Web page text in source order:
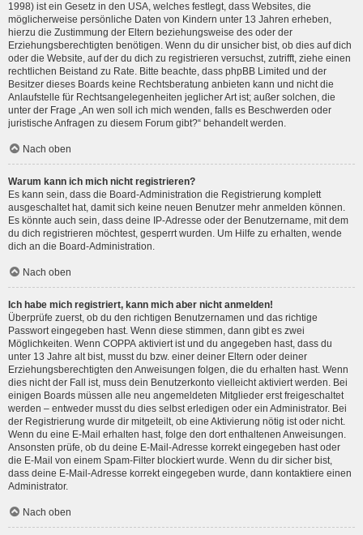
1998) ist ein Gesetz in den USA, welches festlegt, dass Websites, die
möglicherweise persönliche Daten von Kindern unter 13 Jahren erheben,
hierzu die Zustimmung der Eltern beziehungsweise des oder der
Erziehungsberechtigten benötigen. Wenn du dir unsicher bist, ob dies auf dich
oder die Website, auf der du dich zu registrieren versuchst, zutrifft, ziehe einen
rechtlichen Beistand zu Rate. Bitte beachte, dass phpBB Limited und der
Besitzer dieses Boards keine Rechtsberatung anbieten kann und nicht die
Anlaufstelle für Rechtsangelegenheiten jeglicher Art ist; außer solchen, die
unter der Frage „An wen soll ich mich wenden, falls es Beschwerden oder
juristische Anfragen zu diesem Forum gibt?“ behandelt werden.
Nach oben
Warum kann ich mich nicht registrieren?
Es kann sein, dass die Board-Administration die Registrierung komplett
ausgeschaltet hat, damit sich keine neuen Benutzer mehr anmelden können.
Es könnte auch sein, dass deine IP-Adresse oder der Benutzername, mit dem
du dich registrieren möchtest, gesperrt wurden. Um Hilfe zu erhalten, wende
dich an die Board-Administration.
Nach oben
Ich habe mich registriert, kann mich aber nicht anmelden!
Überprüfe zuerst, ob du den richtigen Benutzernamen und das richtige
Passwort eingegeben hast. Wenn diese stimmen, dann gibt es zwei
Möglichkeiten. Wenn COPPA aktiviert ist und du angegeben hast, dass du
unter 13 Jahre alt bist, musst du bzw. einer deiner Eltern oder deiner
Erziehungsberechtigten den Anweisungen folgen, die du erhalten hast. Wenn
dies nicht der Fall ist, muss dein Benutzerkonto vielleicht aktiviert werden. Bei
einigen Boards müssen alle neu angemeldeten Mitglieder erst freigeschaltet
werden – entweder musst du dies selbst erledigen oder ein Administrator. Bei
der Registrierung wurde dir mitgeteilt, ob eine Aktivierung nötig ist oder nicht.
Wenn du eine E-Mail erhalten hast, folge den dort enthaltenen Anweisungen.
Ansonsten prüfe, ob du deine E-Mail-Adresse korrekt eingegeben hast oder
die E-Mail von einem Spam-Filter blockiert wurde. Wenn du dir sicher bist,
dass deine E-Mail-Adresse korrekt eingegeben wurde, dann kontaktiere einen
Administrator.
Nach oben